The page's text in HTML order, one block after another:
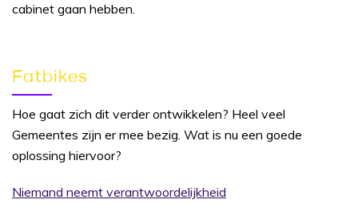
cabinet gaan hebben.
Fatbikes
Hoe gaat zich dit verder ontwikkelen? Heel veel
Gemeentes zijn er mee bezig. Wat is nu een goede
oplossing hiervoor?
Niemand neemt verantwoordelijkheid